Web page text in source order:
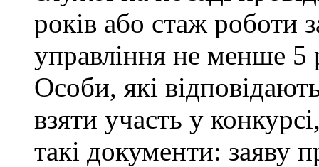
років або стаж роботи
управління не менше 5
Особи, які
взяти участь у
такі документи: заяву